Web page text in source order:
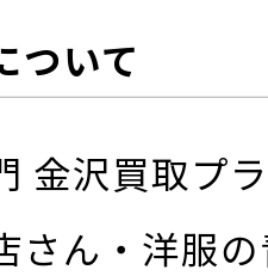
ついて
金沢買取プ
さん・洋服